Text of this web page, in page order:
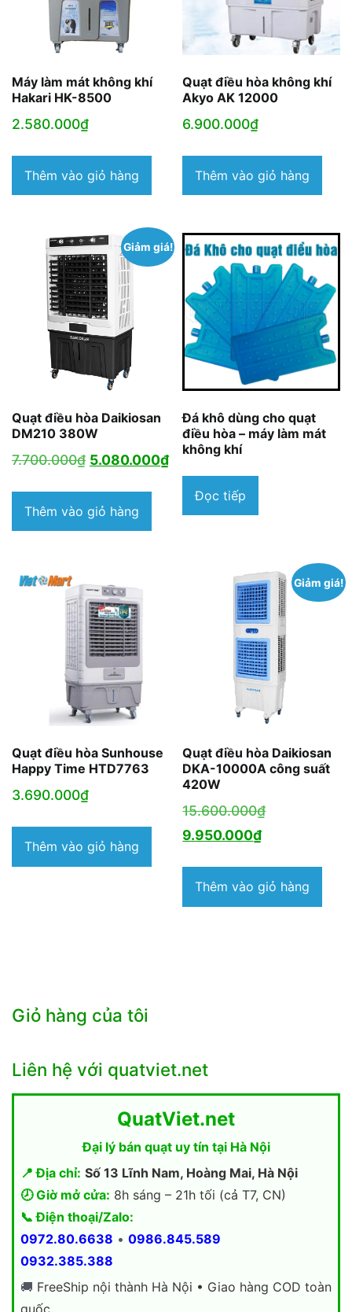
Máy làm mát không khí
Hakari HK-8500
2.580.000₫
Thêm vào giỏ hàng
Quạt điều hòa không khí
Akyo AK 12000
6.900.000₫
Thêm vào giỏ hàng
Giảm giá!
Quạt điều hòa Daikiosan
DM210 380W
7.700.000₫ Giá
là:
7.700.000₫.
5.080.000₫Giá
Thêm vào giỏ hàng
Đá khô dùng cho quạt
điều hòa – máy làm mát
không khí
Đọc tiếp
Quạt điều hòa Sunhouse
Happy Time HTD7763
3.690.000₫
Thêm vào giỏ hàng
Giảm giá!
Quạt điều hòa Daikiosan
DKA-10000A công suất
420W
15.600.000₫Giá
15.600.000₫.
9.950.000₫Giá
tại
là:
Thêm vào giỏ hàng
Giỏ hàng của tôi
Liên hệ với quatviet.net
QuatViet.net
Đại lý bán quạt uy tín tại Hà Nội
📍 Địa chỉ: Số 13 Lĩnh Nam, Hoàng Mai, Hà Nội
🕗 Giờ mở cửa: 8h sáng – 21h tối (cả T7, CN)
📞 Điện thoại/Zalo:
0972.80.6638 • 0986.845.589
0932.385.388
🚚 FreeShip nội thành Hà Nội • Giao hàng COD toàn